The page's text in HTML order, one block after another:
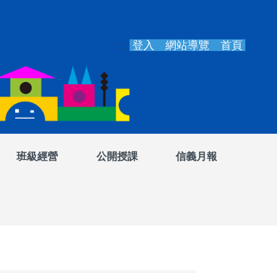
::: 登入 網站導覽 首頁
班級經營 公開授課 信義月報